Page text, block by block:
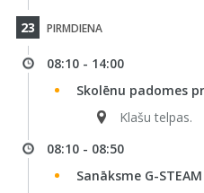
23 PIRMDIENA
08:10 - 14:00
Skolēnu padomes
Klašu telpas.
08:10 - 08:50
Sanāksme G-